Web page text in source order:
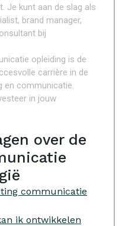
Je kunt aan de slag als
brand manager,
bij
opleiding is de
carrière in de
en communicatie.
in jouw
over de
communicatie
ik ontwikkelen